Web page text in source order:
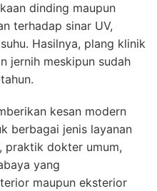
dinding maupun
terhadap sinar UV,
Hasilnya, plang klinik
jernih meskipun sudah
kesan modern
berbagai jenis layanan
dokter umum,
yang
maupun eksterior